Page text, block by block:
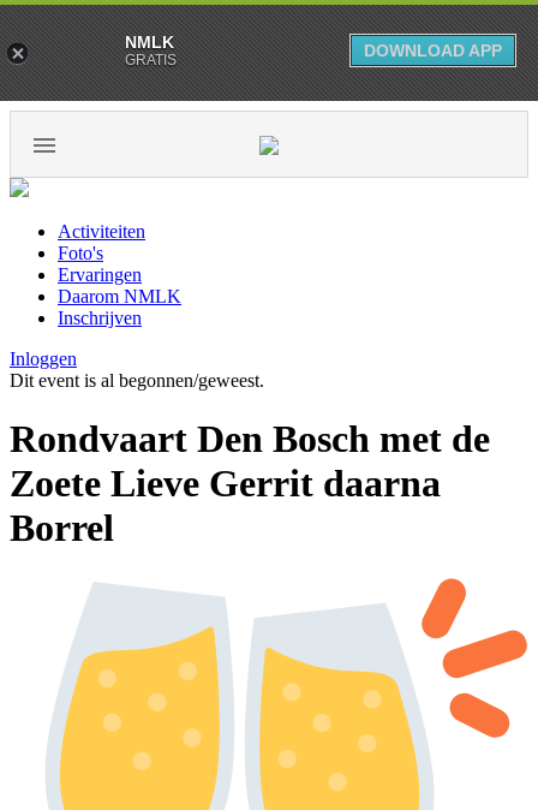
Activiteiten
Foto's
Ervaringen
Daarom NMLK
Inschrijven
Inloggen
Dit event is al begonnen/geweest.
Rondvaart Den Bosch met de
Zoete Lieve Gerrit daarna
Borrel
NMLK
GRATIS DOWNLOAD APP